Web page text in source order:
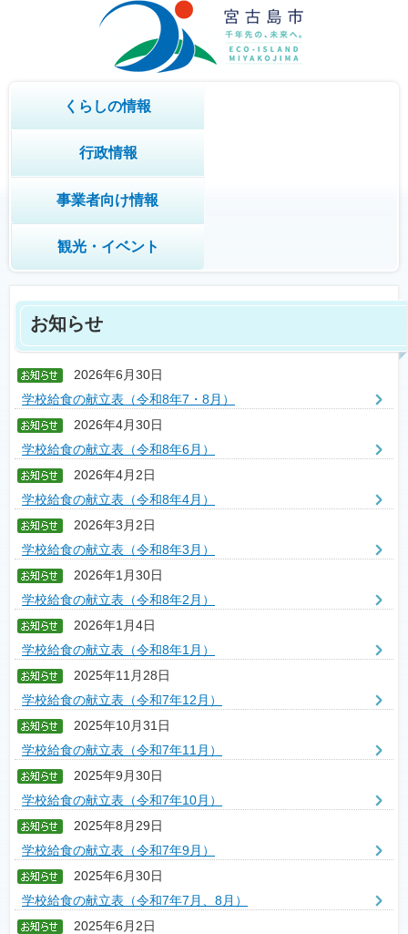
くらしの情報
行政情報
事業者向け情報
観光・イベント
お知らせ
2026年6月30日
学校給食の献立表（令和8年7・8月）
2026年4月30日
学校給食の献立表（令和8年6月）
2026年4月2日
学校給食の献立表（令和8年4月）
2026年3月2日
学校給食の献立表（令和8年3月）
2026年1月30日
学校給食の献立表（令和8年2月）
2026年1月4日
学校給食の献立表（令和8年1月）
2025年11月28日
学校給食の献立表（令和7年12月）
2025年10月31日
学校給食の献立表（令和7年11月）
2025年9月30日
学校給食の献立表（令和7年10月）
2025年8月29日
学校給食の献立表（令和7年9月）
2025年6月30日
学校給食の献立表（令和7年7月、8月）
2025年6月2日